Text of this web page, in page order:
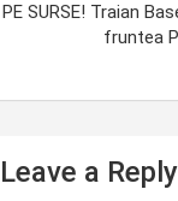
PE SURSE! Traian
fruntea
Leave a Reply